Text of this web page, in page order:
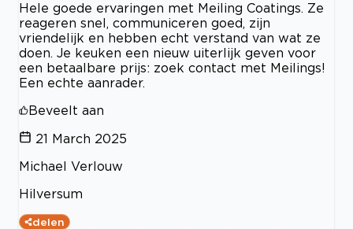
Hele goede ervaringen met Meiling Coatings. Ze
reageren snel, communiceren goed, zijn
vriendelijk en hebben echt verstand van wat ze
doen. Je keuken een nieuw uiterlijk geven voor
een betaalbare prijs: zoek contact met Meilings!
Een echte aanrader.
Beveelt aan
21 March 2025
Michael Verlouw
Hilversum
delen